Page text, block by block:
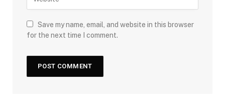
Save my name, email, and website in this browser
for the next time I comment.